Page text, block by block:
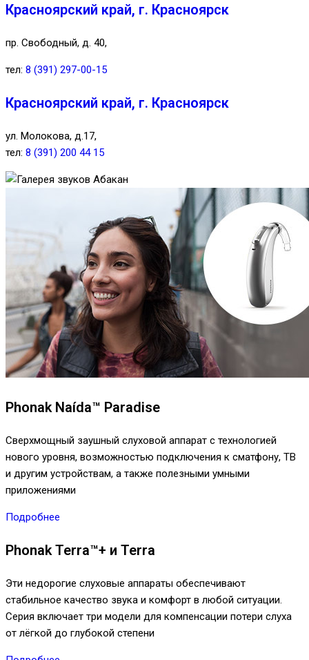
Красноярский край, г. Красноярск
пр. Свободный, д. 40,
тел: 8 (391) 297-00-15
Красноярский край, г. Красноярск
ул. Молокова, д.17,
тел: 8 (391) 200 44 15
Phonak Naída™ Paradise
Сверхмощный заушный слуховой аппарат с технологией
нового уровня, возможностью подключения к сматфону, ТВ
и другим устройствам, а также полезными умными
приложениями
Подробнее
Phonak Terra™+ и Terra
Эти недорогие слуховые аппараты обеспечивают
стабильное качество звука и комфорт в любой ситуации.
Серия включает три модели для компенсации потери слуха
от лёгкой до глубокой степени